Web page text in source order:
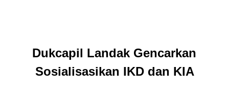
Dukcapil Landak Gencarkan
Sosialisasikan IKD dan KIA